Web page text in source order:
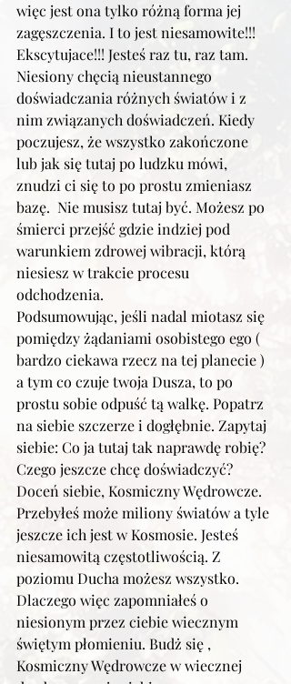
więc jest ona tylko różną forma jej
zagęszczenia. I to jest niesamowite!!!
Ekscytujace!!! Jesteś raz tu, raz tam.
Niesiony chęcią nieustannego
doświadczania różnych światów i z
nim związanych doświadczeń. Kiedy
poczujesz, że wszystko zakończone
lub jak się tutaj po ludzku mówi,
znudzi ci się to po prostu zmieniasz
bazę.  Nie musisz tutaj być. Możesz po
śmierci przejść gdzie indziej pod
warunkiem zdrowej wibracji, którą
niesiesz w trakcie procesu
odchodzenia.
Podsumowując, jeśli nadal miotasz się
pomiędzy żądaniami osobistego ego (
bardzo ciekawa rzecz na tej planecie )
a tym co czuje twoja Dusza, to po
prostu sobie odpuść tą walkę. Popatrz
na siebie szczerze i dogłębnie. Zapytaj
siebie: Co ja tutaj tak naprawdę robię?
Czego jeszcze chcę doświadczyć?
Doceń siebie, Kosmiczny Wędrowcze.
Przebyłeś może miliony światów a tyle
jeszcze ich jest w Kosmosie. Jesteś
niesamowitą częstotliwością. Z
poziomu Ducha możesz wszystko.
Dlaczego więc zapomniałeś o
niesionym przez ciebie wiecznym
świętym płomieniu. Budż się ,
Kosmiczny Wędrowcze w wiecznej